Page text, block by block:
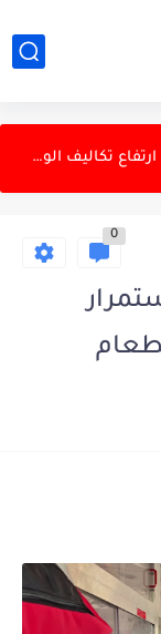
وزير خارجية باكستان يدعو عباس عراقجي لزيارة إسلام آباد
ويز إير: خسائر مالية بسبب ارتفاع تكاليف الوقود جراء الحرب...
شرطة الأنبار: القبض على متهمين بالاتجار بالآثار في حديثة
0